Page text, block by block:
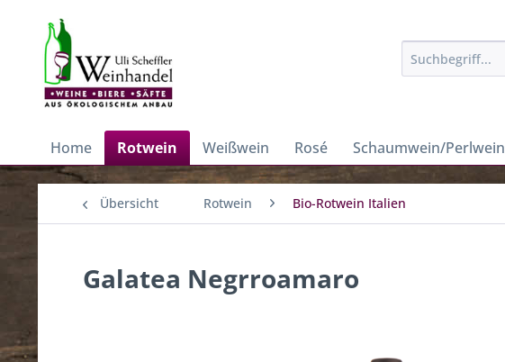
Home Rotwein Weißwein Rosé Schaumwein/Perlwein
Übersicht Rotwein Bio-Rotwein Italien
Galatea Negrroamaro